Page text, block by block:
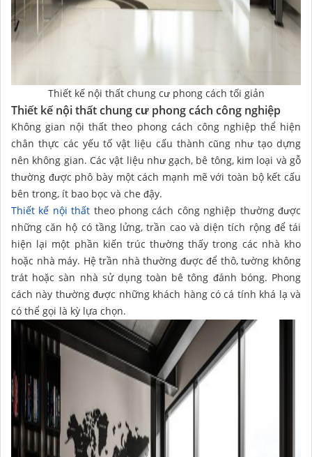
Thiết kế nội thất chung cư phong cách tối giản
Thiết kế nội thất chung cư phong cách công nghiệp
Không gian nội thất theo phong cách công nghiệp thể hiện
chân thực các yếu tố vật liệu cấu thành cũng như tạo dựng
nên không gian. Các vật liệu như gạch, bê tông, kim loại và gỗ
thường được phô bày một cách mạnh mẽ với toàn bộ kết cấu
bên trong, ít bao bọc và che đậy.
Thiết kế nội thất theo phong cách công nghiệp thường được
những căn hộ có tầng lửng, trần cao và diện tích rộng để tái
hiện lại một phần kiến trúc thường thấy trong các nhà kho
hoặc nhà máy. Hệ trần nhà thường được để thô, tường không
trát hoặc sàn nhà sử dụng toàn bê tông đánh bóng. Phong
cách này thường được những khách hàng có cá tính khá lạ và
có thể gọi là kỳ lựa chọn.